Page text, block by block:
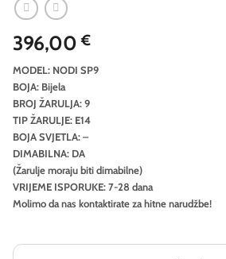
396,00€
MODEL: NODI SP9
BOJA: Bijela
BROJ ŽARULJA: 9
TIP ŽARULJE: E14
BOJA SVJETLA: –
DIMABILNA: DA
(Žarulje moraju biti dimabilne)
VRIJEME ISPORUKE: 7-28 dana
Molimo da nas kontaktirate za hitne narudžbe!